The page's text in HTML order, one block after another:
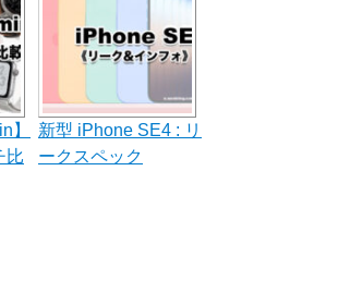
】
比
新型 iPhone SE4 : リ
ークスペック